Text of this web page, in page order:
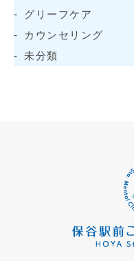
グリーフケア
カウンセリング
未分類